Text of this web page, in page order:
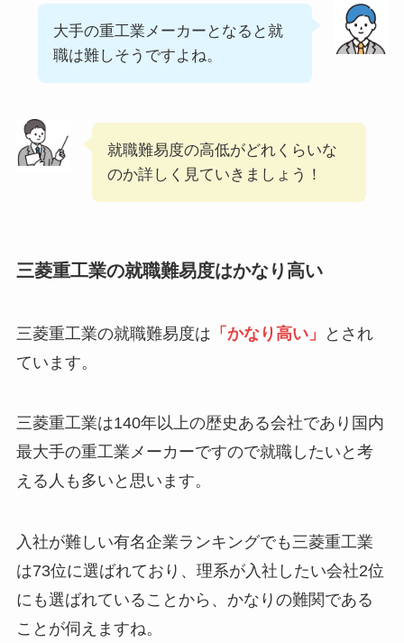
大手の重工業メーカーとなると就
職は難しそうですよね。
就職難易度の高低がどれくらいな
のか詳しく見ていきましょう！
三菱重工業の就職難易度はかなり高い
三菱重工業の就職難易度は 「かなり高い」
とされ
ています。
三菱重工業は140年以上の歴史ある会社であり国内
最大手の重工業メーカーですので就職したいと考
える人も多いと思います。
入社が難しい有名企業ランキングでも三菱重工業
は73位に選ばれており、理系が入社したい会社2位
にも選ばれていることから、かなりの難関である
ことが伺えますね。